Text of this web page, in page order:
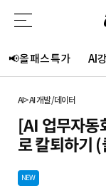
📢올패스특가 AI
AI>AI 개발/데이터
[AI 업무자동
로 칼퇴하기
NEW